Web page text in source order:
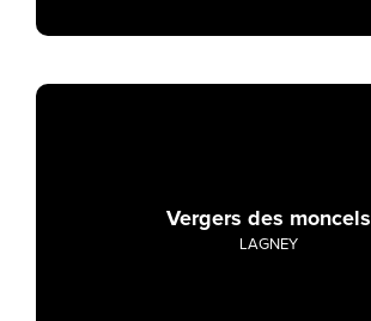
Vergers des moncels
LAGNEY